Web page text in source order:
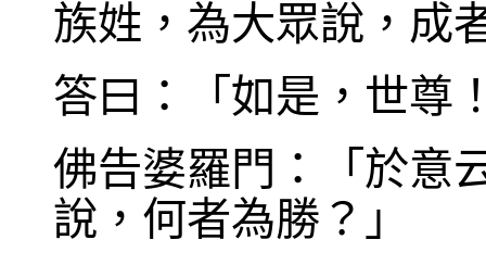
族姓，為大眾說，成
答曰：「如是，世尊
佛告婆羅門：「於意
說，何者為勝？」